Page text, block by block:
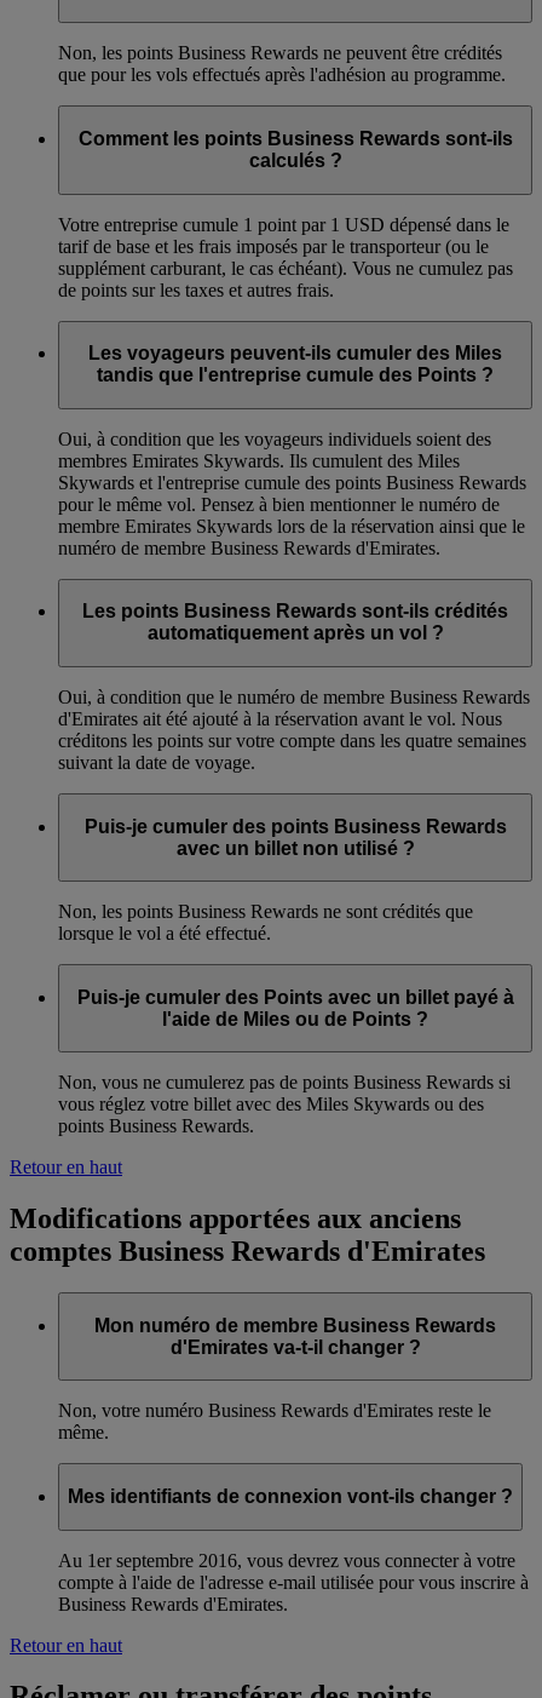
Non, les points Business Rewards ne peuvent être crédités
que pour les vols effectués après l'adhésion au programme.
Comment les points Business Rewards sont-ils
calculés ?
Votre entreprise cumule 1 point par 1 USD dépensé dans le
tarif de base et les frais imposés par le transporteur (ou le
supplément carburant, le cas échéant). Vous ne cumulez pas
de points sur les taxes et autres frais.
Les voyageurs peuvent-ils cumuler des Miles
tandis que l'entreprise cumule des Points ?
Oui, à condition que les voyageurs individuels soient des
membres Emirates Skywards. Ils cumulent des Miles
Skywards et l'entreprise cumule des points Business Rewards
pour le même vol. Pensez à bien mentionner le numéro de
membre Emirates Skywards lors de la réservation ainsi que le
numéro de membre Business Rewards d'Emirates.
Les points Business Rewards sont-ils crédités
automatiquement après un vol ?
Oui, à condition que le numéro de membre Business Rewards
d'Emirates ait été ajouté à la réservation avant le vol. Nous
créditons les points sur votre compte dans les quatre semaines
suivant la date de voyage.
Puis-je cumuler des points Business Rewards
avec un billet non utilisé ?
Non, les points Business Rewards ne sont crédités que
lorsque le vol a été effectué.
Puis-je cumuler des Points avec un billet payé à
l'aide de Miles ou de Points ?
Non, vous ne cumulerez pas de points Business Rewards si
vous réglez votre billet avec des Miles Skywards ou des
points Business Rewards.
Retour en haut
Modifications apportées aux anciens
comptes Business Rewards d'Emirates
Mon numéro de membre Business Rewards
d'Emirates va-t-il changer ?
Non, votre numéro Business Rewards d'Emirates reste le
même.
Mes identifiants de connexion vont-ils changer ?
Au 1er septembre 2016, vous devrez vous connecter à votre
compte à l'aide de l'adresse e-mail utilisée pour vous inscrire à
Business Rewards d'Emirates.
Retour en haut